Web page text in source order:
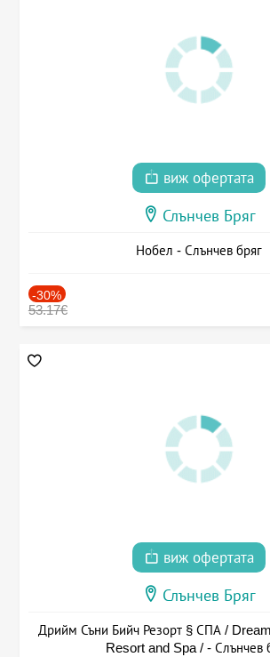
виж офертата
Слънчев Бряг
Нобел - Слънчев бряг
-30%
53.17€
виж офертата
Слънчев Бряг
Дрийм Съни Бийч Резорт § СПА /
Resort and Spa / - Слънчев